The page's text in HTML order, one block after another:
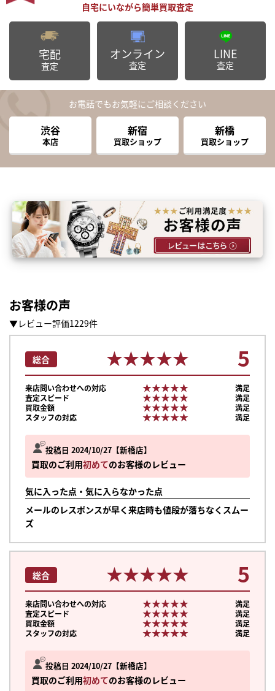
宅配
査定
オンライン
査定
LINE
査定
お電話でもお気軽にご相談ください
渋谷
本店
新宿
買取ショップ
新橋
買取ショップ
お客様の声
▼レビュー評価1229件
投稿日 2024/10/27 新橋店
買取のご利用初めてのお客様のレビュー
気に入った点・気に入らなかった点
メールのレスポンスが早く来店時も値段が落ちなくスムー
ズ
総合 ★★★★★
★★★★★ 5
来店問い合わせへの対応 ★★★★★
★★★★★
満足
査定スピード
★★★★★
★★★★★
満足
買取金額
★★★★★
★★★★★
満足
スタッフの対応
★★★★★
★★★★★ 満足
投稿日 2024/10/27 新橋店
買取のご利用初めてのお客様のレビュー
総合 ★★★★★
★★★★★ 5
来店問い合わせへの対応 ★★★★★
★★★★★
満足
査定スピード
★★★★★
★★★★★
満足
買取金額
★★★★★
★★★★★
満足
スタッフの対応
★★★★★
★★★★★ 満足
まずは
かんたん30秒でお試し査定